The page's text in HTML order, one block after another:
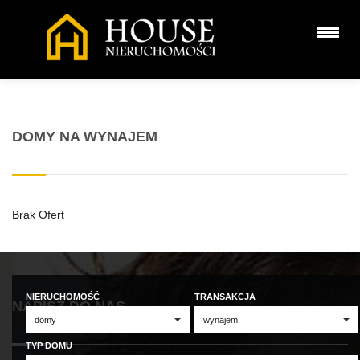
DOMY NA WYNAJEM
Brak Ofert
NIERUCHOMOŚĆ TRANSAKCJA
TYP DOMU
NAPISZ DO NAS